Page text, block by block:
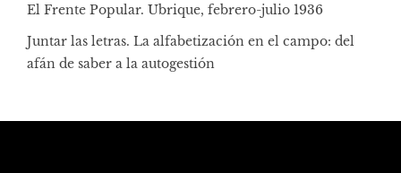
El Frente Popular. Ubrique, febrero-julio 1936
Juntar las letras. La alfabetización en el campo: del
afán de saber a la autogestión